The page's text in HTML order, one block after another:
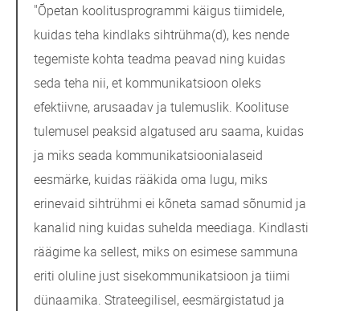
"Õpetan koolitusprogrammi käigus tiimidele,
kuidas teha kindlaks sihtrühma(d), kes nende
tegemiste kohta teadma peavad ning kuidas
seda teha nii, et kommunikatsioon oleks
efektiivne, arusaadav ja tulemuslik. Koolituse
tulemusel peaksid algatused aru saama, kuidas
ja miks seada kommunikatsioonialaseid
eesmärke, kuidas rääkida oma lugu, miks
erinevaid sihtrühmi ei kõneta samad sõnumid ja
kanalid ning kuidas suhelda meediaga. Kindlasti
räägime ka sellest, miks on esimese sammuna
eriti oluline just sisekommunikatsioon ja tiimi
dünaamika. Strateegilisel, eesmärgistatud ja